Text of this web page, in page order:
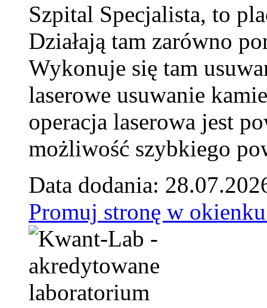
Szpital Specjalista, to
Działają tam zarówno
Wykonuje się tam
laserowe usuwanie
operacja laserowa jest
możliwość szybkiego
Data dodania:
Promuj stronę w